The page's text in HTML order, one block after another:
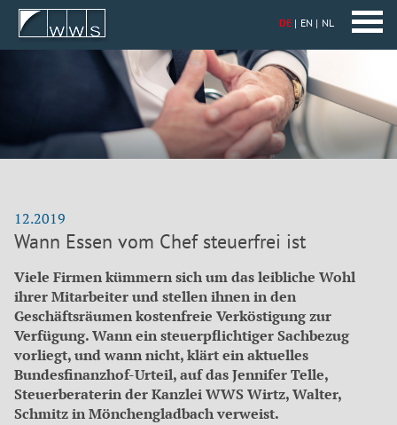
DE EN NL
12.2019
Wann Essen vom Chef steuerfrei ist
Viele Firmen kümmern sich um das leibliche Wohl
ihrer Mitarbeiter und stellen ihnen in den
Geschäftsräumen kostenfreie Verköstigung zur
Verfügung. Wann ein steuerpflichtiger Sachbezug
vorliegt, und wann nicht, klärt ein aktuelles
Bundesfinanzhof-Urteil, auf das Jennifer Telle,
Steuerberaterin der Kanzlei WWS Wirtz, Walter,
Schmitz in Mönchengladbach verweist.